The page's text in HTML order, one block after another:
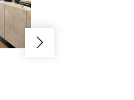
日々を送ろ